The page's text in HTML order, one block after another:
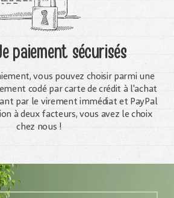
paiement sécurisés
vous pouvez choisir parmi une
codé par carte de crédit à l'achat
par le virement immédiat et PayPal
à deux facteurs, vous avez le choix
chez nous !